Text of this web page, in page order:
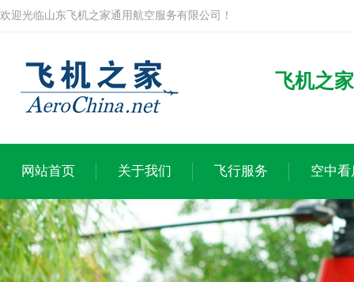
欢迎光临山东飞机之家通用航空服务有限公司！
飞机之
网站首页 关于我们 飞行服务 空中看